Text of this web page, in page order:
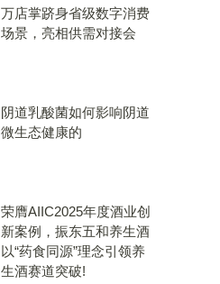
万店掌跻身省级数字消费
场景，亮相供需对接会
​阴道乳酸菌如何影响阴道
微生态健康的
荣膺AIIC2025年度酒业创
新案例，振东五和养生酒
以“药食同源”理念引领养
生酒赛道突破!